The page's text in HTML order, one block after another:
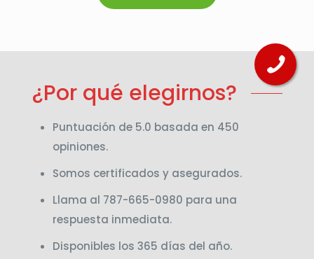
¿Por qué elegirnos?
Puntuación de 5.0 basada en 450
opiniones.
Somos certificados y asegurados.
Llama al 787-665-0980 para una
respuesta inmediata.
Disponibles los 365 días del año.